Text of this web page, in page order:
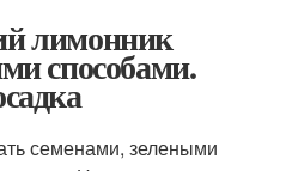
лимонник
способами.
семенами, зелеными